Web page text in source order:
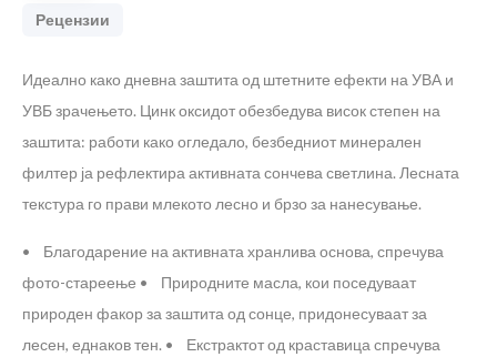
Рецензии
Идеално како дневна заштита од штетните ефекти на УВА и
УВБ зрачењето. Цинк оксидот обезбедува висок степен на
заштита: работи како огледало, безбедниот минерален
филтер ја рефлектира активната сончева светлина. Лесната
текстура го прави млекото лесно и брзо за нанесување.
• Благодарение на активната хранлива основа, спречува
фото-стареење • Природните масла, кои поседуваат
природен факор за заштита од сонце, придонесуваат за
лесен, еднаков тен. • Екстрактот од краставица спречува